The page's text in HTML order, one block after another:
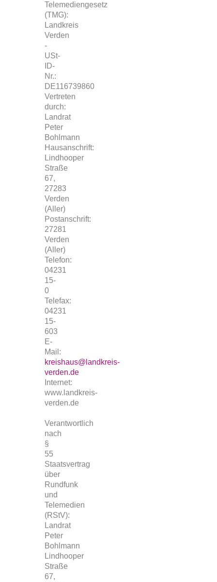
Telemediengesetz
(TMG):
Landkreis
Verden
-
USt-
ID-
Nr.:
DE116739860
Vertreten
durch:
Landrat
Peter
Bohlmann
Hausanschrift:
Lindhooper
Straße
67,
27283
Verden
(Aller)
Postanschrift:
27281
Verden
(Aller)
Telefon:
04231
15-
0
Telefax:
04231
15-
603
E-
Mail:
kreishaus@landkreis-
verden.de
Internet:
www.landkreis-
verden.de
Verantwortlich
nach
§
55
Staatsvertrag
über
Rundfunk
und
Telemedien
(RStV):
Landrat
Peter
Bohlmann
Lindhooper
Straße
67,